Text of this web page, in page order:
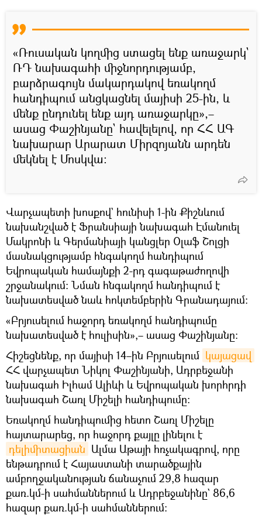
«Ռուսական կողմից ստացել ենք առաջարկ`
ՌԴ նախագահի միջնորդությամբ,
բարձրագույն մակարդակով եռակողմ
հանդիպում անցկացնել մայիսի 25-ին, և
մենք ընդունել ենք այդ առաջարկը»,–
ասաց Փաշինյանը` հավելելով, որ ՀՀ ԱԳ
նախարար Արարատ Միրզոյանն արդեն
մեկնել է Մոսկվա։
Վարչապետի խոսքով` հունիսի 1-ին Քիշնևում
նախանշված է Ֆրանսիայի նախագահ Էմանուել
Մակրոնի և Գերմանիայի կանցլեր Օլաֆ Շոլցի
մասնակցությամբ հնգակողմ հանդիպում
Եվրոպական համայնքի 2-րդ գագաթաժողովի
շրջանակում։ Նման հնգակողմ հանդիպում է
նախատեսված նաև հոկտեմբերին Գրանադայում։
«Բրյուսելում հաջորդ եռակողմ հանդիպումը
նախատեսված է հուլիսին»,– ասաց Փաշինյանը։
Հիշեցնենք, որ մայիսի 14–ին Բրյուսելում կայացավ
ՀՀ վարչապետ Նիկոլ Փաշինյանի, Ադրբեջանի
նախագահ Իլհամ Ալիևի և Եվրոպական խորհրդի
նախագահ Շառլ Միշելի հանդիպումը։
Եռակողմ հանդիպումից հետո Շառլ Միշելը
հայտարարեց, որ հաջորդ քայլը լինելու է
դելիմիտացիան Ալմա Աթայի հռչակագրով, որը
ենթադրում է Հայաստանի տարածքային
ամբողջականության ճանաչում 29,8 հազար
քառ.կմ-ի սահմաններում և Ադրբեջանինը` 86,6
հազար քառ.կմ-ի սահմաններում։